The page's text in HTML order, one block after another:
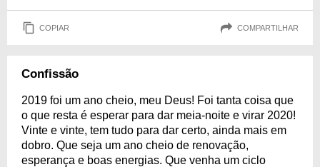
COPIAR COMPARTILHAR
Confissão
2019 foi um ano cheio, meu Deus! Foi tanta coisa que
o que resta é esperar para dar meia-noite e virar 2020!
Vinte e vinte, tem tudo para dar certo, ainda mais em
dobro. Que seja um ano cheio de renovação,
esperança e boas energias. Que venha um ciclo